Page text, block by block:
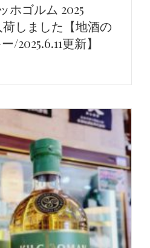
ホゴルム 2025
しました【地酒の
/2025.6.11更新】